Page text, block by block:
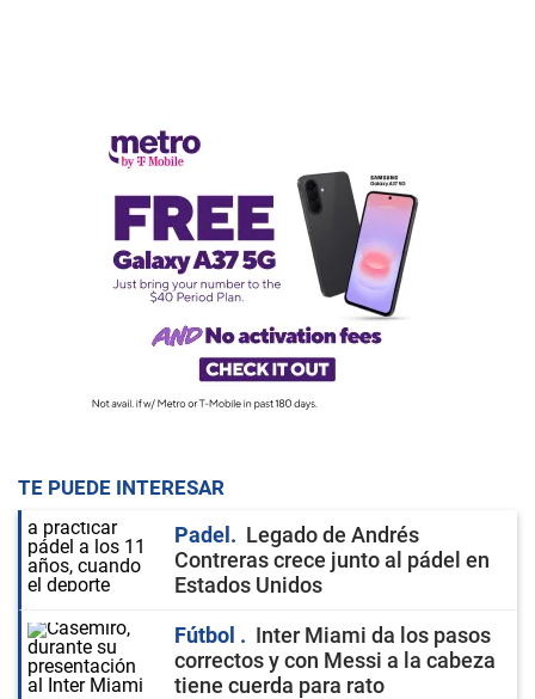
TE PUEDE INTERESAR
Padel
Legado de Andrés
Contreras crece junto al pádel en
Estados Unidos
Fútbol
Inter Miami da los pasos
correctos y con Messi a la cabeza
tiene cuerda para rato